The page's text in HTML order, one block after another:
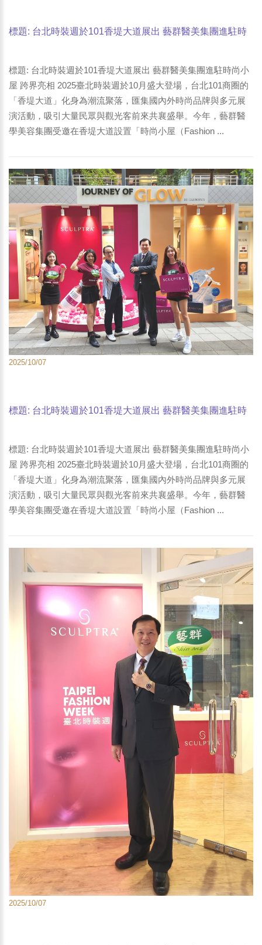
標題: 台北時裝週於101香堤大道展出 藝群醫美集團進駐時
標題: 台北時裝週於101香堤大道展出 藝群醫美集團進駐時尚小
屋 跨界亮相 2025臺北時裝週於10月盛大登場，台北101商圈的
「香堤大道」化身為潮流聚落，匯集國內外時尚品牌與多元展
演活動，吸引大量民眾與觀光客前來共襄盛舉。今年，藝群醫
學美容集團受邀在香堤大道設置「時尚小屋（Fashion ...
2025/10/07
標題: 台北時裝週於101香堤大道展出 藝群醫美集團進駐時
標題: 台北時裝週於101香堤大道展出 藝群醫美集團進駐時尚小
屋 跨界亮相 2025臺北時裝週於10月盛大登場，台北101商圈的
「香堤大道」化身為潮流聚落，匯集國內外時尚品牌與多元展
演活動，吸引大量民眾與觀光客前來共襄盛舉。今年，藝群醫
學美容集團受邀在香堤大道設置「時尚小屋（Fashion ...
2025/10/07